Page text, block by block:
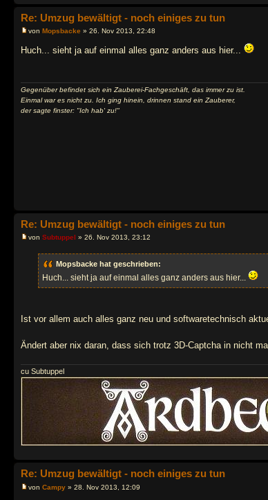
Re: Umzug bewältigt - noch einiges zu tun
von Mopsbacke » 26. Nov 2013, 22:48
Huch... sieht ja auf einmal alles ganz anders aus hier...
Gegenüber befindet sich ein Zauberei-Fachgeschäft, das immer zu ist.
Einmal war es nicht zu. Ich ging hinein, drinnen stand ein Zauberer,
der sagte finster: "Ich hab' zu!"
Re: Umzug bewältigt - noch einiges zu tun
von Subtuppel » 26. Nov 2013, 23:12
Mopsbacke hat geschrieben:
Huch... sieht ja auf einmal alles ganz anders aus hier...
Ist vor allem auch alles ganz neu und softwaretechnisch
Ändert aber nix daran, dass sich trotz 3D-Captcha in nicht
cu Subtuppel
Re: Umzug bewältigt - noch einiges zu tun
von Campy » 28. Nov 2013, 12:09